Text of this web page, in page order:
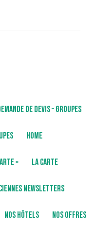
DE DEVIS – GROUPES
HOME
» LA CARTE
NEWSLETTERS
NOS HÔTELS NOS OFFRES